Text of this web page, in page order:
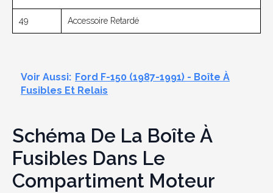
49 Accessoire Retardé
Voir Aussi: Ford F-150 (1987-1991) - Boîte À
Fusibles Et Relais
Schéma De La Boîte À
Fusibles Dans Le
Compartiment Moteur